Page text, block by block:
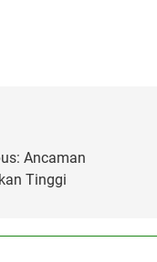
Ancaman
Tinggi